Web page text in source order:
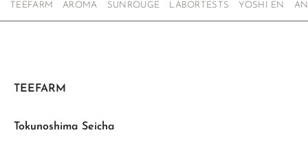
TEEFARM AROMA SUNROUGE LABORTESTS YOSHI EN
TEEFARM
Tokunoshima Seicha